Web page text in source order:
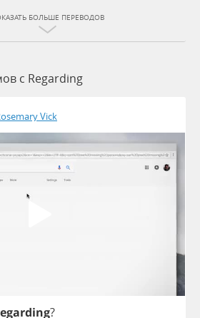
БОЛЬШЕ ПЕРЕВОДОВ
c Regarding
Vick
?